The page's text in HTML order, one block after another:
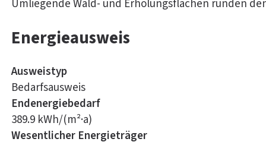
Umliegende Wald- und Erholungsflächen runden
Energieausweis
Ausweistyp
Bedarfsausweis
Endenergiebedarf
389.9 kWh/(m²·a)
Wesentlicher Energieträger